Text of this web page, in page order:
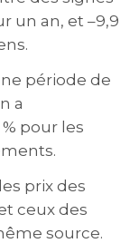
un an, et –9,9
période de
a
pour les
prix des
ceux des
source.